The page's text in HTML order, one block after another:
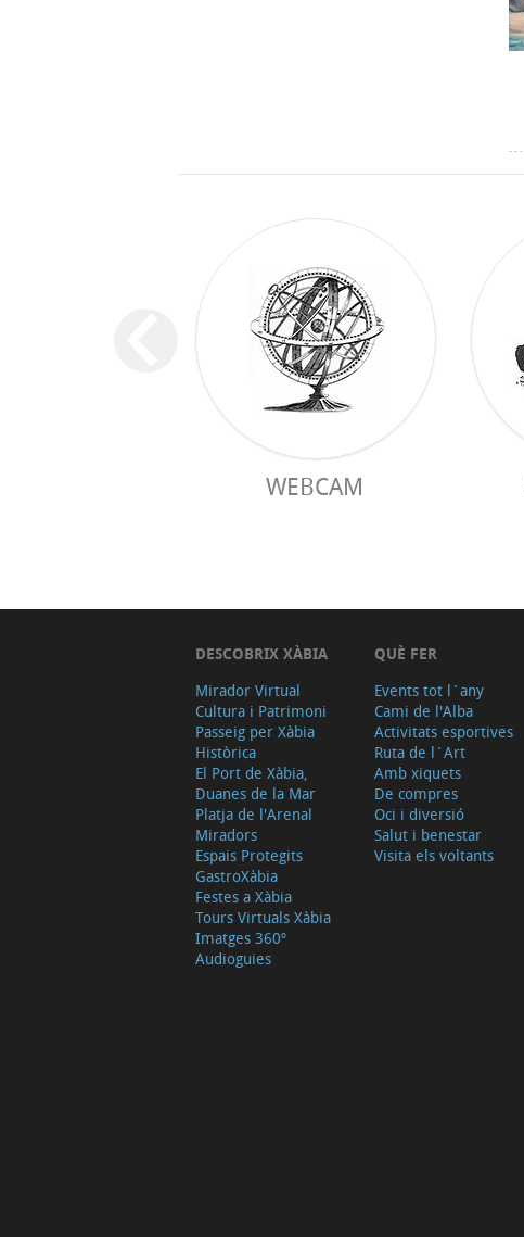
WEBCAM
DESCOBRIX XÀBIA
Mirador Virtual
Cultura i Patrimoni
Passeig per Xàbia
Històrica
El Port de Xàbia,
Duanes de la Mar
Platja de l'Arenal
Miradors
Espais Protegits
GastroXàbia
Festes a Xàbia
Tours Virtuals Xàbia
Imatges 360º
Audioguies
QUÈ FER
Events tot l´any
Cami de l'Alba
Activitats esportives
Ruta de l´Art
Amb xiquets
De compres
Oci i diversió
Salut i benestar
Visita els voltants